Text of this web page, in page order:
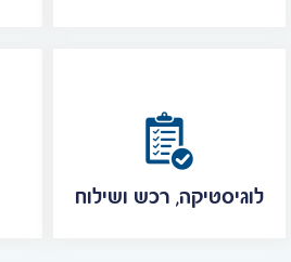
לוגיסטיקה, רכש ושילוח